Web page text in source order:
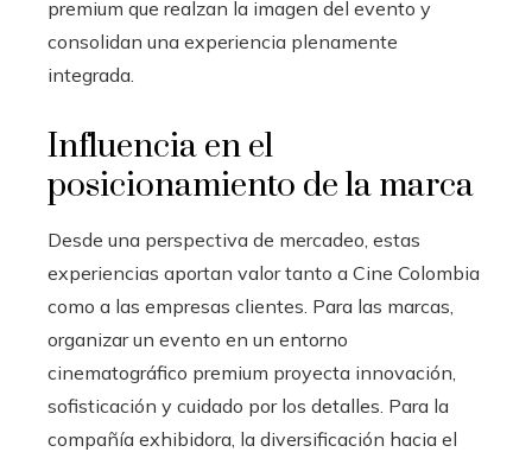
premium que realzan la imagen del evento y
consolidan una experiencia plenamente
integrada.
Influencia en el
posicionamiento de la marca
Desde una perspectiva de mercadeo, estas
experiencias aportan valor tanto a Cine Colombia
como a las empresas clientes. Para las marcas,
organizar un evento en un entorno
cinematográfico premium proyecta innovación,
sofisticación y cuidado por los detalles. Para la
compañía exhibidora, la diversificación hacia el